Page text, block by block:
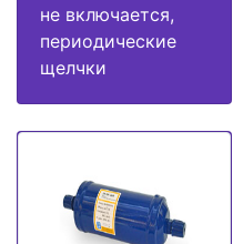
не включается,
периодические
щелчки